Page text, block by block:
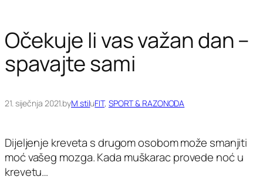
Očekuje li vas važan dan –
spavajte sami
21. siječnja 2021.byM stiluFIT, SPORT & RAZONODA
Dijeljenje kreveta s drugom osobom može smanjiti
moć vašeg mozga. Kada muškarac provede noć u
krevetu…